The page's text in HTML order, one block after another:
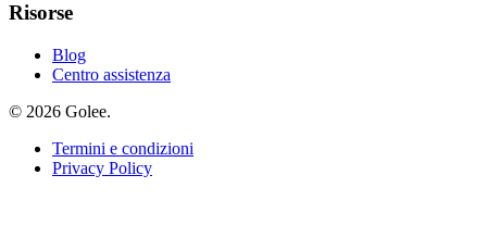
Risorse
Blog
Centro assistenza
© 2026 Golee.
Termini e condizioni
Privacy Policy